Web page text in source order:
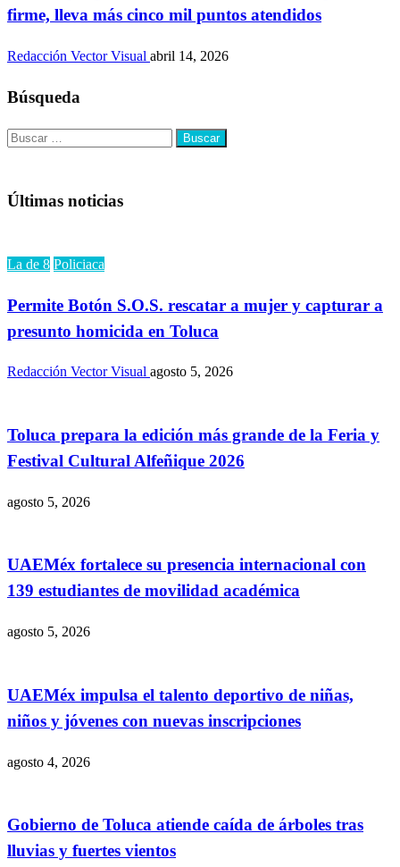
firme, lleva más cinco mil puntos atendidos
Redacción Vector Visual abril 14, 2026
Búsqueda
Buscar:
Últimas noticias
La de 8 Policiaca
Permite Botón S.O.S. rescatar a mujer y capturar a
presunto homicida en Toluca
Redacción Vector Visual agosto 5, 2026
Toluca prepara la edición más grande de la Feria y
Festival Cultural Alfeñique 2026
agosto 5, 2026
UAEMéx fortalece su presencia internacional con
139 estudiantes de movilidad académica
agosto 5, 2026
UAEMéx impulsa el talento deportivo de niñas,
niños y jóvenes con nuevas inscripciones
agosto 4, 2026
Gobierno de Toluca atiende caída de árboles tras
lluvias y fuertes vientos